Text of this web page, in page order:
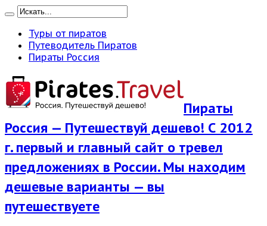
Туры от пиратов
Путеводитель Пиратов
Пираты Россия
Пираты
Россия — Путешествуй дешево! С 2012
г. первый и главный сайт о тревел
предложениях в России. Мы находим
дешевые варианты — вы
путешествуете